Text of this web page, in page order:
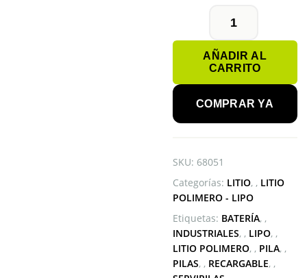
BATERIA
LIPO
602248
3.7V
650mAh
cantidad
AÑADIR AL
CARRITO
COMPRAR YA
SKU: 68051
Categorías: LITIO , LITIO
POLIMERO - LIPO
Etiquetas: BATERÍA ,
INDUSTRIALES , LIPO ,
LITIO POLIMERO , PILA ,
PILAS , RECARGABLE ,